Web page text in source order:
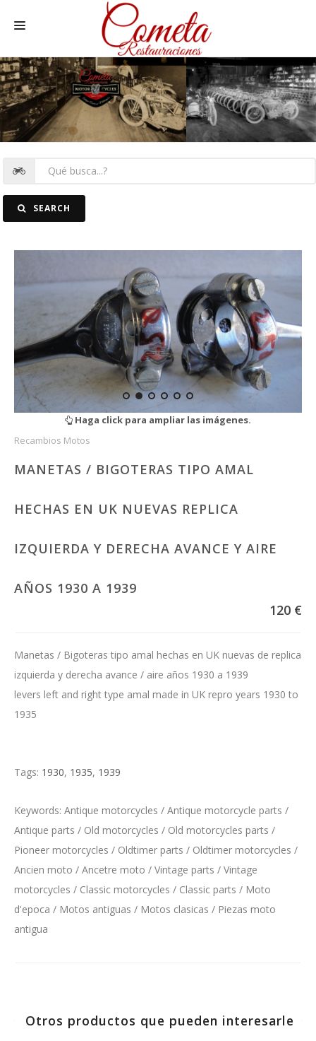
HOME
MOTOS NACIONALES Y OTRAS
REC. MOTOS
FOTOSSEARCH
Haga click para ampliar las imágenes.
Recambios Motos
MANETAS / BIGOTERAS TIPO AMAL
HECHAS EN UK NUEVAS REPLICA
IZQUIERDA Y DERECHA AVANCE Y AIRE
AÑOS 1930 A 1939
120 €
Manetas / Bigoteras tipo amal hechas en UK nuevas de replica
izquierda y derecha avance / aire años 1930 a 1939
levers left and right type amal made in UK repro years 1930 to
1935
Tags: 1930, 1935, 1939
Keywords: Antique motorcycles / Antique motorcycle parts /
Antique parts / Old motorcycles / Old motorcycles parts /
Pioneer motorcycles / Oldtimer parts / Oldtimer motorcycles /
Ancien moto / Ancetre moto / Vintage parts / Vintage
motorcycles / Classic motorcycles / Classic parts / Moto
d'epoca / Motos antiguas / Motos clasicas / Piezas moto
antigua
Otros productos que pueden interesarle